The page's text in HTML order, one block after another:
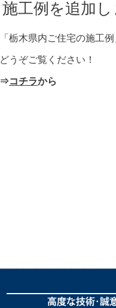
施工例を追加し
「栃木県内ご住宅の施工
どうぞご覧ください！
⇒コチラから